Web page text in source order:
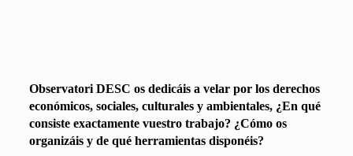
Observatori DESC os dedicáis a velar por los derechos
económicos, sociales, culturales y ambientales, ¿En qué
consiste exactamente vuestro trabajo? ¿Cómo os
organizáis y de qué herramientas disponéis?